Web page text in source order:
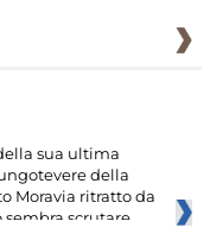
sua ultima
della
Moravia ritratto da
sembra scrutare